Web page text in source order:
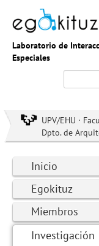
Laboratorio de
Especiales
UPV/EHU ·
Dpto. de
Inicio
Egokituz
Miembros
Investigación